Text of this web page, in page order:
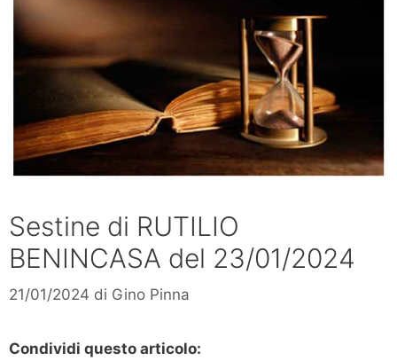
Sestine di RUTILIO
BENINCASA del 23/01/2024
21/01/2024 di Gino Pinna
Condividi questo articolo: